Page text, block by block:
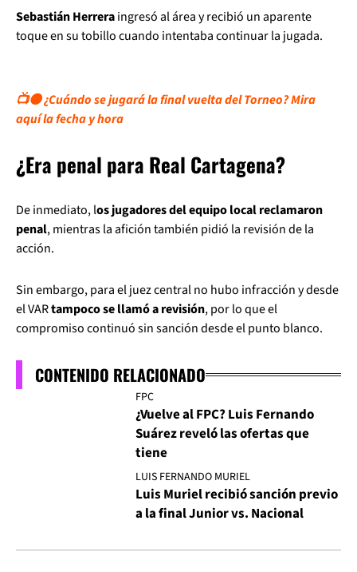
Sebastián Herreraingresó al área y recibió un aparente
toque en su tobillo cuando intentaba continuar la jugada.
📺🟠 ¿Cuándo se jugará la final vuelta del Torneo? Mira
aquí la fecha y hora
¿Era penal para Real Cartagena?
De inmediato, los jugadores del equipo local reclamaron
penal, mientras la afición también pidió la revisión de la
acción.
Sin embargo, para el juez central no hubo infracción y desde
el VARtampoco se llamó a revisión, por lo que el
compromiso continuó sin sanción desde el punto blanco.
CONTENIDO RELACIONADO
FPC
¿Vuelve al FPC? Luis Fernando
Suárez reveló las ofertas que
tiene
LUIS FERNANDO MURIEL
Luis Muriel recibió sanción previo
a la final Junior vs. Nacional